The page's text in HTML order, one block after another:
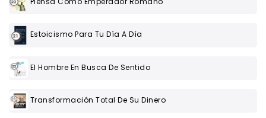
Estoicismo Para Tu Día A Día
El Hombre En Busca De Sentido
Transformación Total De Su Dinero